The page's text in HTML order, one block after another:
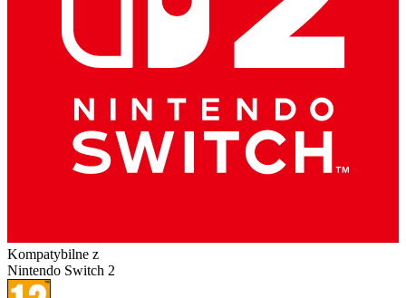
Kompatybilne z
Nintendo Switch 2